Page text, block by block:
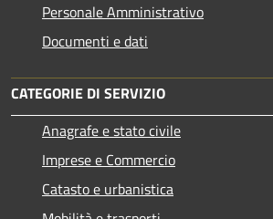
Personale Amministrativo
Documenti e dati
CATEGORIE DI SERVIZIO
Anagrafe e stato civile
Imprese e Commercio
Catasto e urbanistica